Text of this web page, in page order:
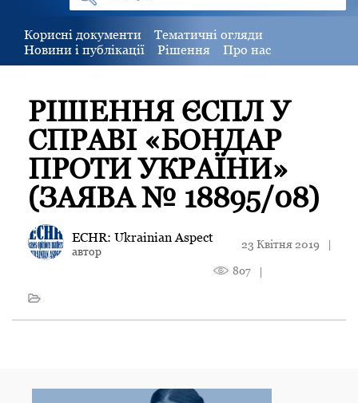
Корисні документи
Тематичні огляди
Новини і публікації
Рішення Про нас
РІШЕННЯ ЄСПЛ У
СПРАВІ «БОНДАР
ПРОТИ УКРАЇНИ»
(ЗАЯВА № 18895/08)
ECHR: Ukrainian Aspect
автор
23 Квітня 2019 |
807 |